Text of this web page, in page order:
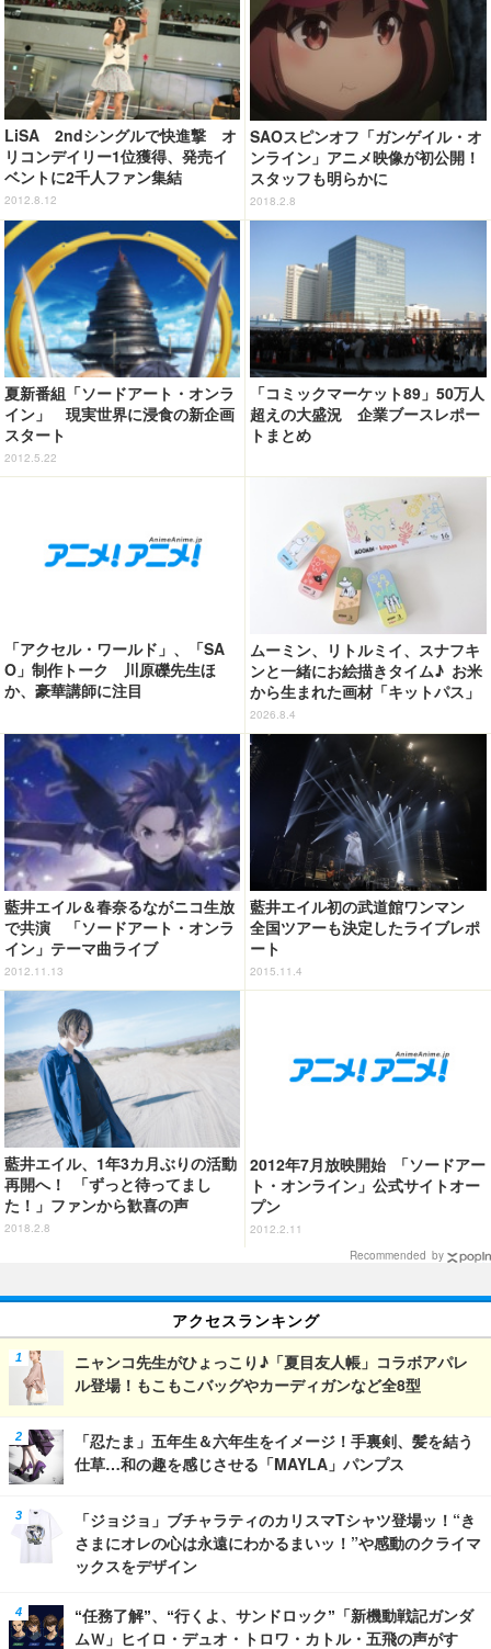
LiSA 2ndシングルで快進撃 オ
リコンデイリー1位獲得、発売イ
ベントに2千人ファン集結
2012.8.12
SAOスピンオフ「ガンゲイル・オ
ンライン」アニメ映像が初公開！
スタッフも明らかに
2018.2.8
夏新番組「ソードアート・オンラ
イン」 現実世界に浸食の新企画
スタート
2012.5.22
「コミックマーケット89」50万人
超えの大盛況 企業ブースレポー
トまとめ
「アクセル・ワールド」、「SA
O」制作トーク 川原礫先生ほ
か、豪華講師に注目
ムーミン、リトルミイ、スナフキ
ンと一緒にお絵描きタイム♪ お米
から生まれた画材「キットパス」
コラボ登場【8月9日（ムーミンの
日）より発売】
2026.8.4
藍井エイル＆春奈るながニコ生放
で共演 「ソードアート・オンラ
イン」テーマ曲ライブ
2012.11.13
藍井エイル初の武道館ワンマン
全国ツアーも決定したライブレポ
ート
2015.11.4
藍井エイル、1年3カ月ぶりの活動
再開へ！ 「ずっと待ってまし
た！」ファンから歓喜の声
2018.2.8
2012年7月放映開始 「ソードアー
ト・オンライン」公式サイトオー
プン
2012.2.11
Recommended by
アクセスランキング
ニャンコ先生がひょっこり♪「夏目友人帳」コラボアパレ
ル登場！もこもこバッグやカーディガンなど全8型
「忍たま」五年生＆六年生をイメージ！手裏剣、髪を結う
仕草…和の趣を感じさせる「MAYLA」パンプス
「ジョジョ」ブチャラティのカリスマTシャツ登場ッ！“き
さまにオレの心は永遠にわかるまいッ！”や感動のクライマ
ックスをデザイン
“任務了解”、“行くよ、サンドロック”「新機動戦記ガンダ
ムＷ」ヒイロ・デュオ・トロワ・カトル・五飛の声がす